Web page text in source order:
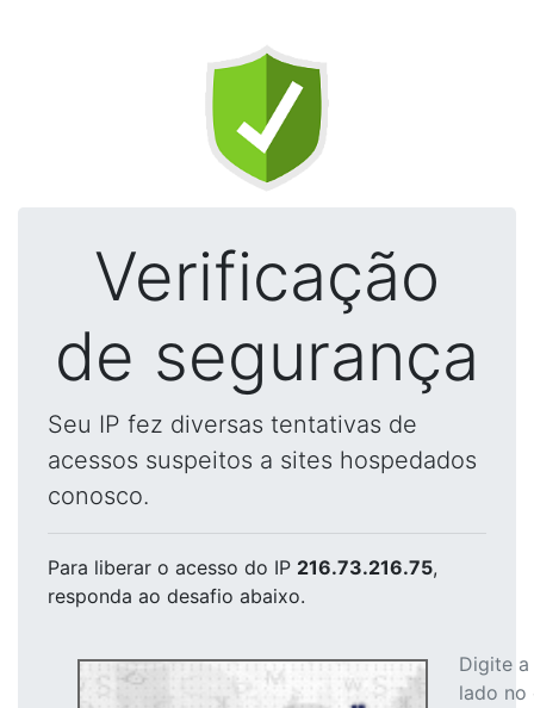
Verificação
de segurança
Seu IP fez diversas tentativas de
acessos suspeitos a sites hospedados
conosco.
Para liberar o acesso do IP 216.73.216.75,
responda ao desafio abaixo.
Digite
lado no